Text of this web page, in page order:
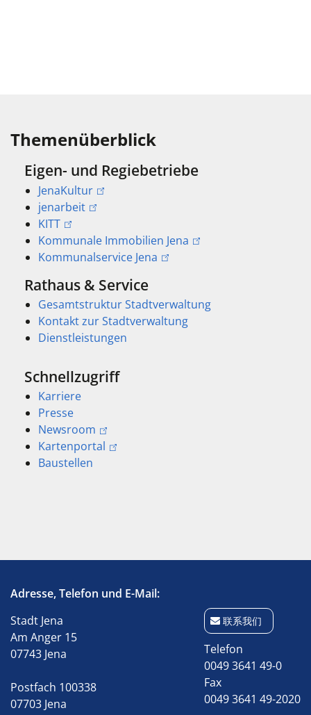
Themenüberblick
Eigen- und Regiebetriebe
JenaKultur
jenarbeit
KITT
Kommunale Immobilien Jena
Kommunalservice Jena
Rathaus & Service
Gesamtstruktur Stadtverwaltung
Kontakt zur Stadtverwaltung
Dienstleistungen
Schnellzugriff
Karriere
Presse
Newsroom
Kartenportal
Baustellen
Adresse, Telefon und E-Mail:
Stadt Jena
Am Anger 15
07743 Jena
Postfach 100338
07703 Jena
联系我们
Telefon
0049 3641 49-0
Fax
0049 3641 49-2020